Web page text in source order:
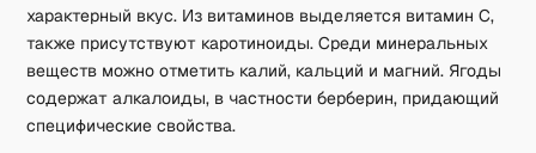
характерный вкус. Из витаминов выделяется витамин C,
также присутствуют каротиноиды. Среди минеральных
веществ можно отметить калий, кальций и магний. Ягоды
содержат алкалоиды, в частности берберин, придающий
специфические свойства.